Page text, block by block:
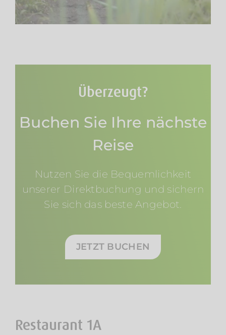
Überzeugt?
Buchen Sie Ihre nächste
Reise
Nutzen Sie die Bequemlichkeit
unserer Direktbuchung und sichern
Sie sich das beste Angebot.
JETZT BUCHEN
Restaurant 1A